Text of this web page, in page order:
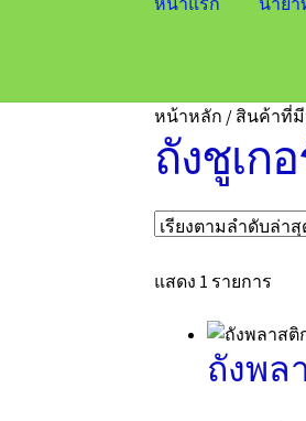
หน้าหลัก / สินค้าที่มี
ถังชูเก
แสดง 1 รายการ
ถังพล